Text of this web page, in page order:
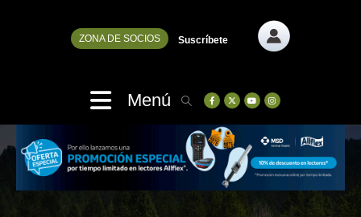
ZONA DE SOCIOS Suscríbete
Menú